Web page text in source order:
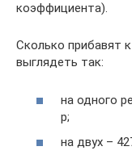
коэффициента).
Сколько прибавят
выглядеть так:
на одного
р;
на двух –